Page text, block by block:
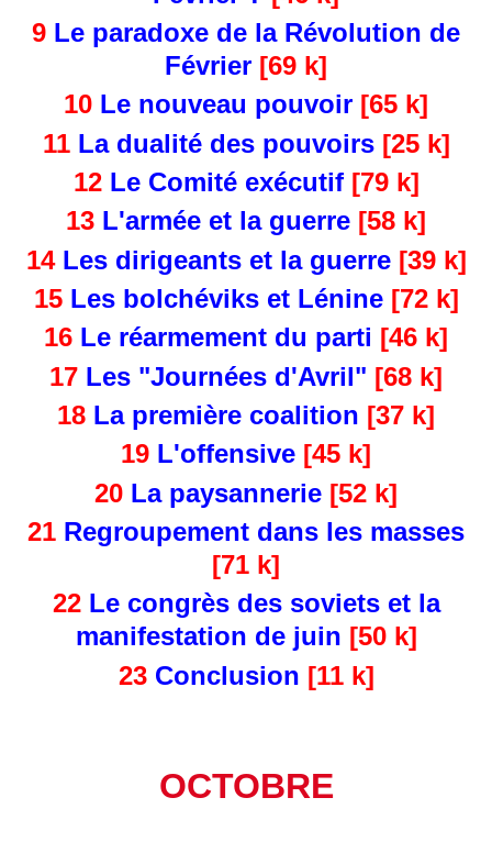
9 Le paradoxe de la Révolution de
Février [69 k]
10 Le nouveau pouvoir [65 k]
11 La dualité des pouvoirs[25 k]
12 Le Comité exécutif[79 k]
13 L'armée et la guerre [58 k]
14 Les dirigeants et la guerre[39 k]
15 Les bolchéviks et Lénine[72 k]
16 Le réarmement du parti [46 k]
17 Les "Journées d'Avril" [68 k]
18 La première coalition [37 k]
19 L'offensive [45 k]
20 La paysannerie [52 k]
21 Regroupement dans les masses
[71 k]
22 Le congrès des soviets et la
manifestation de juin [50 k]
23 Conclusion [11 k]
OCTOBRE